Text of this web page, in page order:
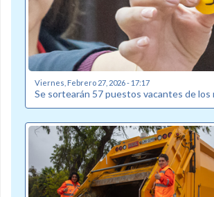
Viernes, Febrero 27, 2026 - 17:17
Se sortearán 57 puestos vacantes de los